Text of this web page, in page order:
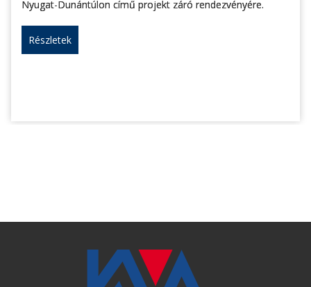
Nyugat-Dunántúlon című projekt záró rendezvényére.
Részletek